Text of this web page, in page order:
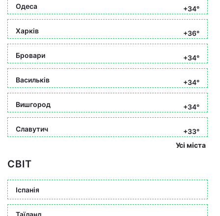
Одеса +34°
Харків +36°
Бровари +34°
Васильків +34°
Вишгород +34°
Славутич
+33°
Усі міста
СВІТ
Іспанія
Таїланд